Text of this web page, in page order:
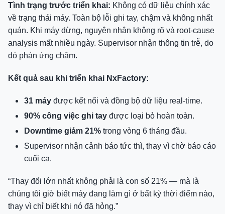
Tình trạng trước triển khai: Không có dữ liệu chính xác
về trạng thái máy. Toàn bộ lỗi ghi tay, chậm và không nhất
quán. Khi máy dừng, nguyên nhân không rõ và root-cause
analysis mất nhiều ngày. Supervisor nhận thông tin trễ, do
đó phản ứng chậm.
Kết quả sau khi triển khai NxFactory:
31 máy được kết nối và đồng bộ dữ liệu real-time.
90% công việc ghi tay được loại bỏ hoàn toàn.
Downtime giảm 21% trong vòng 6 tháng đầu.
Supervisor nhận cảnh báo tức thì, thay vì chờ báo cáo
cuối ca.
“Thay đổi lớn nhất không phải là con số 21% — mà là
chúng tôi giờ biết máy đang làm gì ở bất kỳ thời điểm nào,
thay vì chỉ biết khi nó đã hỏng.”